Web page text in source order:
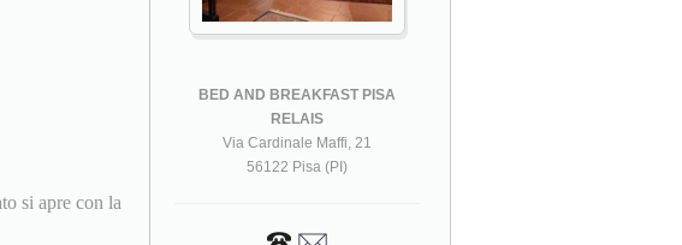
si apre con la
BED AND BREAKFAST PISA
RELAIS
Via Cardinale Maffi, 21
56122 Pisa (PI)